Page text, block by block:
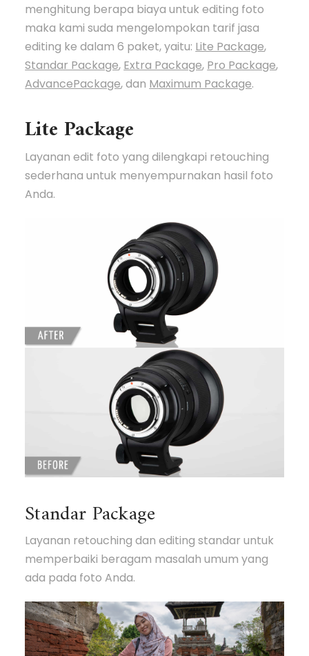
menghitung berapa biaya untuk editing foto
maka kami suda mengelompokan tarif jasa
editing ke dalam 6 paket, yaitu: Lite Package,
Standar Package, Extra Package, Pro Package,
AdvancePackage, dan Maximum Package.
Lite Package
Layanan edit foto yang dilengkapi retouching
sederhana untuk menyempurnakan hasil foto
Anda.
Standar Package
Layanan retouching dan editing standar untuk
memperbaiki beragam masalah umum yang
ada pada foto Anda.